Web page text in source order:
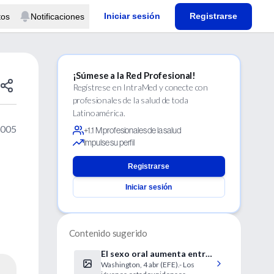
Notificaciones Iniciar sesión Registrarse
¡Súmese a la Red Profesional!
Regístrese en IntraMed y conecte con
profesionales de la salud de toda
Latinoamérica.
+1.1 M profesionales de la salud
Impulse su perfil
Registrarse
Iniciar sesión
Contenido sugerido
El sexo oral aumenta entre
jóvenes estadounidenses,
Washington, 4 abr (EFE).- Los